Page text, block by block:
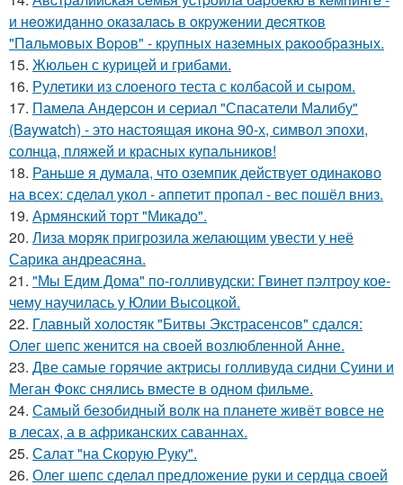
и нeoжидaннo oкaзaлacь в oкpужeнии дecяткoв
"Пaльмoвых Вopoв" - кpупных нaзeмных paкooбpaзных.
15. Жюльен с курицей и грибами.
16. Рулетики из слоеного теста с колбасой и сыром.
17. Памела Андерсон и сериал "Спасатели Малибу"
(Baywatch) - это настоящая икона 90-х, символ эпохи,
солнца, пляжей и красных купальников!
18. Раньше я думала, что оземпик действует одинаково
на всех: сделал укол - аппетит пропал - вес пошёл вниз.
19. Армянский торт "Микадо".
20. Лиза моряк пригрозила желающим увести у неё
Сарика андреасяна.
21. "Мы Едим Дома" по-голливудски: Гвинет пэлтроу кое-
чему научилась у Юлии Высоцкой.
22. Главный холостяк "Битвы Экстрасенсов" сдался:
Олег шепс женится на своей возлюбленной Анне.
23. Две самые горячие актрисы голливуда сидни Суини и
Меган Фокс снялись вместе в одном фильме.
24. Самый безобидный волк на планете живёт вовсе не
в лесах, а в африканских саваннах.
25. Салат "на Скорую Руку".
26. Олег шепс сделал предложение руки и сердца своей